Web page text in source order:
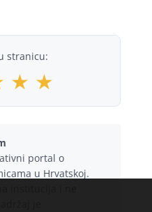
stranicu:
★ ★
portal o
u Hrvatskoj.
institucija i ne
je